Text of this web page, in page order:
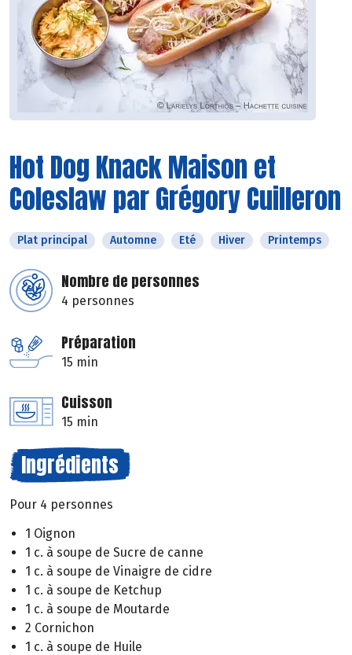
Hot Dog Knack Maison et
Coleslaw par Grégory Cuilleron
Plat principal Automne Eté Hiver Printemps
Nombre de personnes
4 personnes
Préparation
15 min
Cuisson
15 min
Ingrédients
Pour 4 personnes
1 Oignon
1 c. à soupe de Sucre de canne
1 c. à soupe de Vinaigre de cidre
1 c. à soupe de Ketchup
1 c. à soupe de Moutarde
2 Cornichon
1 c. à soupe de Huile